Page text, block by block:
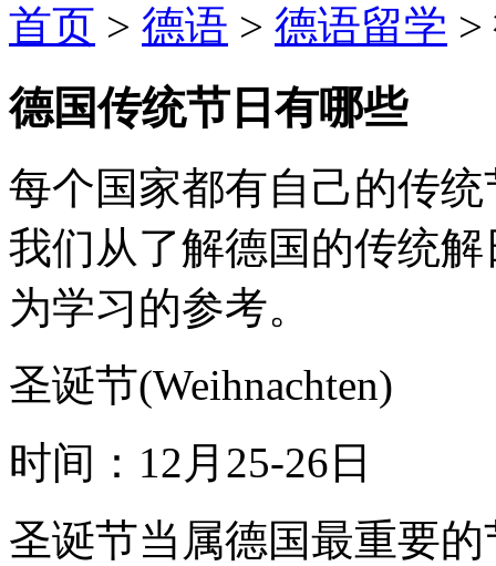
首页 > 德语 > 德语留学 >
德国传统节日有哪些
每个国家都有自己的传
我们从了解德国的传统
为学习的参考。
圣诞节(Weihnachten)
时间：12月25-26日
圣诞节当属德国最重要